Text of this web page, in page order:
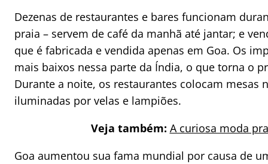
Dezenas de restaurantes e bares funcionam
praia – servem de café da manhã até jantar; e
que é fabricada e vendida apenas em Goa. Os
mais baixos nessa parte da Índia, o que torna o
Durante a noite, os restaurantes colocam mesas
iluminadas por velas e lampiões.
Veja também: A curiosa moda
Goa aumentou sua fama mundial por causa de